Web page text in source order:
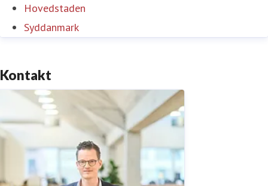
Hovedstaden
Syddanmark
Kontakt